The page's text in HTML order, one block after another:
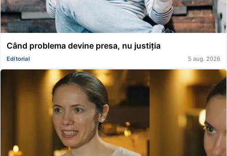
Când problema devine presa, nu justiția
Editorial 5 aug. 2026